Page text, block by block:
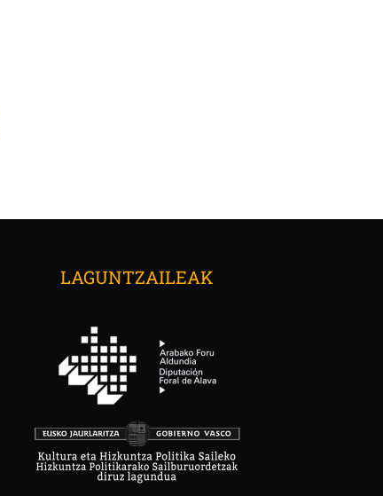
LAGUNTZAILEAK